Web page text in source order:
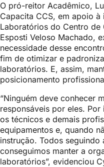
O pró-reitor Acadêmico,
Capacita CCS, em apoio
Laboratórios do Centro de
Esposti Veloso Machado,
necessidade desse
fim de otimizar e
laboratórios. E, assim,
posicionamento
“Ninguém deve conhecer
responsáveis por eles.
os técnicos e demais
equipamentos e, quando
instrução. Todos seguindo
conseguimos manter a
laboratórios”, evidenciou